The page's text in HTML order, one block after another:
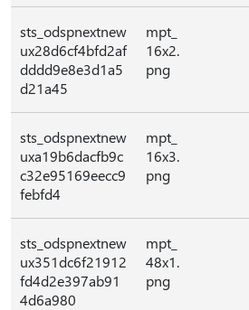
sts_odspnextnew
ux28d6cf4bfd2af
dddd9e8e3d1a5
d21a45
mpt_
16x2.
png
sts_odspnextnew
uxa19b6dacfb9c
c32e95169eecc9
febfd4
mpt_
16x3.
png
sts_odspnextnew
ux351dc6f21912
fd4d2e397ab91
4d6a980
mpt_
48x1.
png